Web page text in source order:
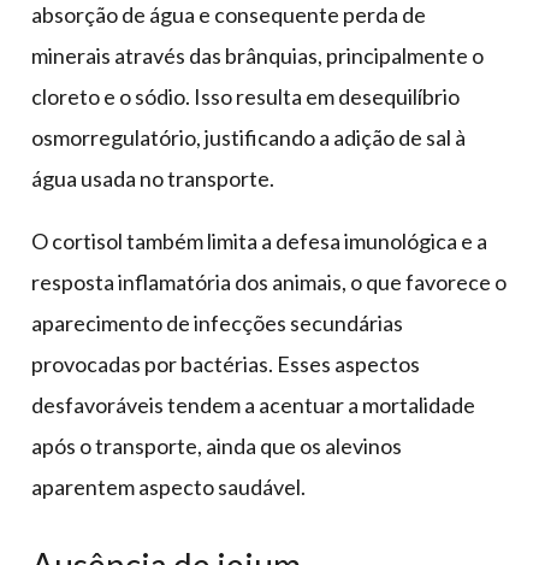
absorção de água e consequente perda de
minerais através das brânquias, principalmente o
cloreto e o sódio. Isso resulta em desequilíbrio
osmorregulatório, justificando a adição de sal à
água usada no transporte.
O cortisol também limita a defesa imunológica e a
resposta inflamatória dos animais, o que favorece o
aparecimento de infecções secundárias
provocadas por bactérias. Esses aspectos
desfavoráveis tendem a acentuar a mortalidade
após o transporte, ainda que os alevinos
aparentem aspecto saudável.